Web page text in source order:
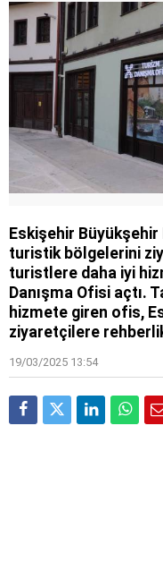
Eskişehir
turistik bölgelerini
turistlere daha iyi
Danışma Ofisi açtı.
hizmete giren ofis,
ziyaretçilere
19/03/2025 13:54